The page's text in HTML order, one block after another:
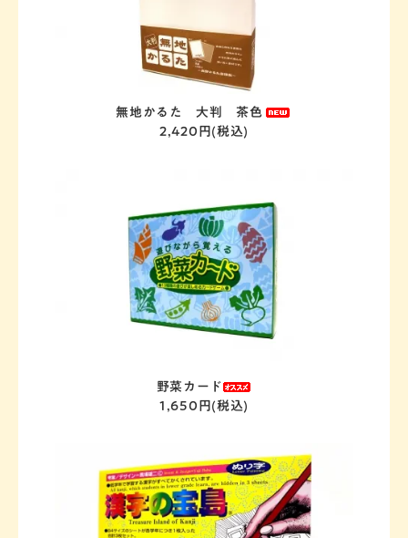
無地かるた 大判 茶色
2,420円(税込)
野菜カード
1,650円(税込)